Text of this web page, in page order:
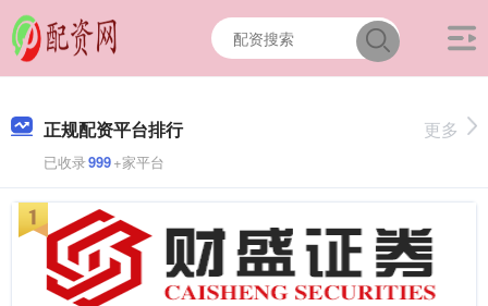
正规配资平台排行
已收录999+家平台
更多